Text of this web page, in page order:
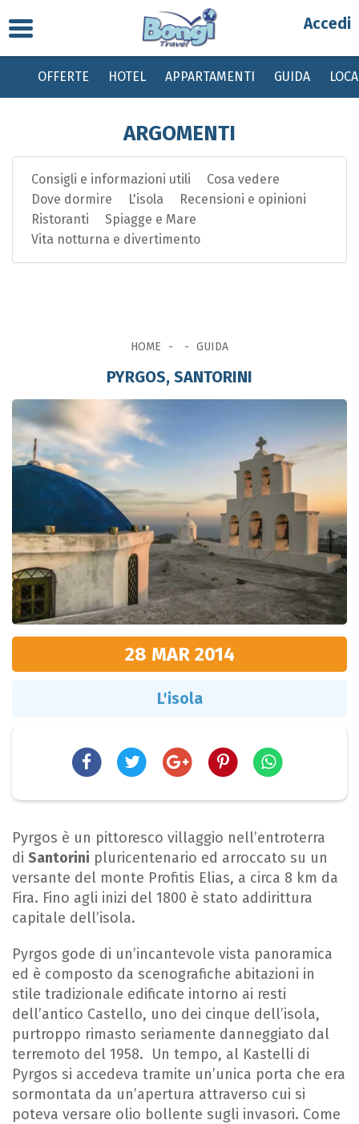
Toggle
OFFERTE HOTEL APPARTAMENTI GUIDA
Partenza
Periodo
Passeggeri
Bambini gratis da 0 a 2 anni, dai 2 ai 12 anni sconto del 20% su quota base
con tasse invariate
ARGOMENTI
Consigli e informazioni utili
Cosa vedere
Dove dormire
L'isola
Recensioni e opinioni
Ristoranti
Spiagge e Mare
Vita notturna e divertimento
HOME GUIDA
PYRGOS, SANTORINI
28 MAR 2014
L'isola
Pyrgos è un pittoresco villaggio nell’entroterra
di Santorini pluricentenario ed arroccato su un
versante del monte Profitis Elias, a circa 8 km da
Fira. Fino agli inizi del 1800 è stato addirittura
capitale dell’isola.
Pyrgos gode di un’incantevole vista panoramica
ed è composto da scenografiche abitazioni in
stile tradizionale edificate intorno ai resti
dell’antico Castello, uno dei cinque dell’isola,
purtroppo rimasto seriamente danneggiato dal
terremoto del 1958. Un tempo, al Kastelli di
Pyrgos si accedeva tramite un’unica porta che era
sormontata da un’apertura attraverso cui si
poteva versare olio bollente sugli invasori. Come